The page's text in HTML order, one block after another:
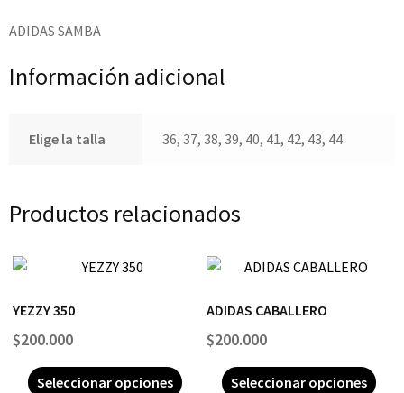
ADIDAS SAMBA
Información adicional
Elige la talla 36, 37, 38, 39, 40, 41, 42, 43, 44
Productos relacionados
YEZZY 350
$200.000
Seleccionar opciones
ADIDAS CABALLERO
$200.000
Seleccionar opciones